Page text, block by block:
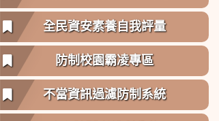
全民資安素養自我評量
防制校園霸凌專區
不當資訊過濾防制系統